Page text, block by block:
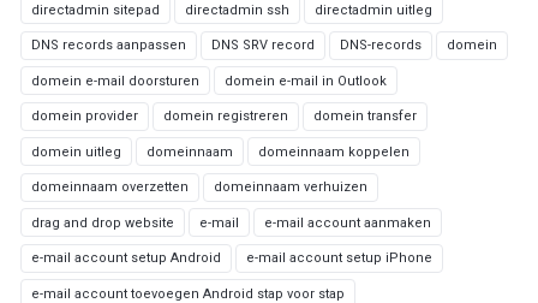
directadmin sitepad directadmin ssh directadmin uitleg
DNS records aanpassen DNS SRV record DNS-records domein
domein e-mail doorsturen domein e-mail in Outlook
domein provider domein registreren domein transfer
domein uitleg domeinnaam domeinnaam koppelen
domeinnaam overzetten domeinnaam verhuizen
drag and drop website e-mail e-mail account aanmaken
e-mail account setup Android e-mail account setup iPhone
e-mail account toevoegen Android stap voor stap